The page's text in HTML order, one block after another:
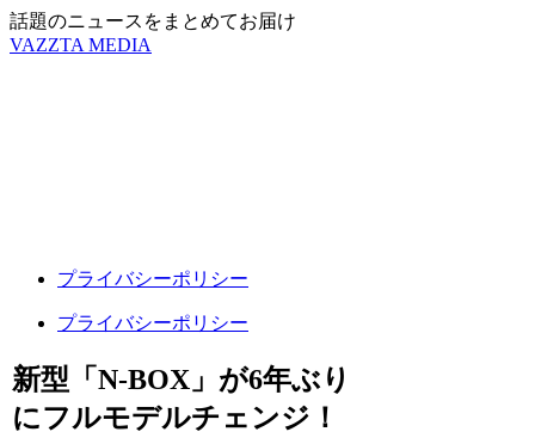
話題のニュースをまとめてお届け
VAZZTA MEDIA
プライバシーポリシー
プライバシーポリシー
新型「N-BOX」が6年ぶり
にフルモデルチェンジ！